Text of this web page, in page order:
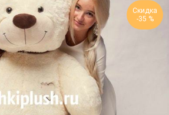
Скидка
-35 %